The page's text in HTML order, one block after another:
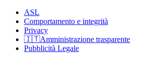
ASL
Comportamento e integrità
Privacy
🇮🇹Amministrazione trasparente
Pubblicità Legale